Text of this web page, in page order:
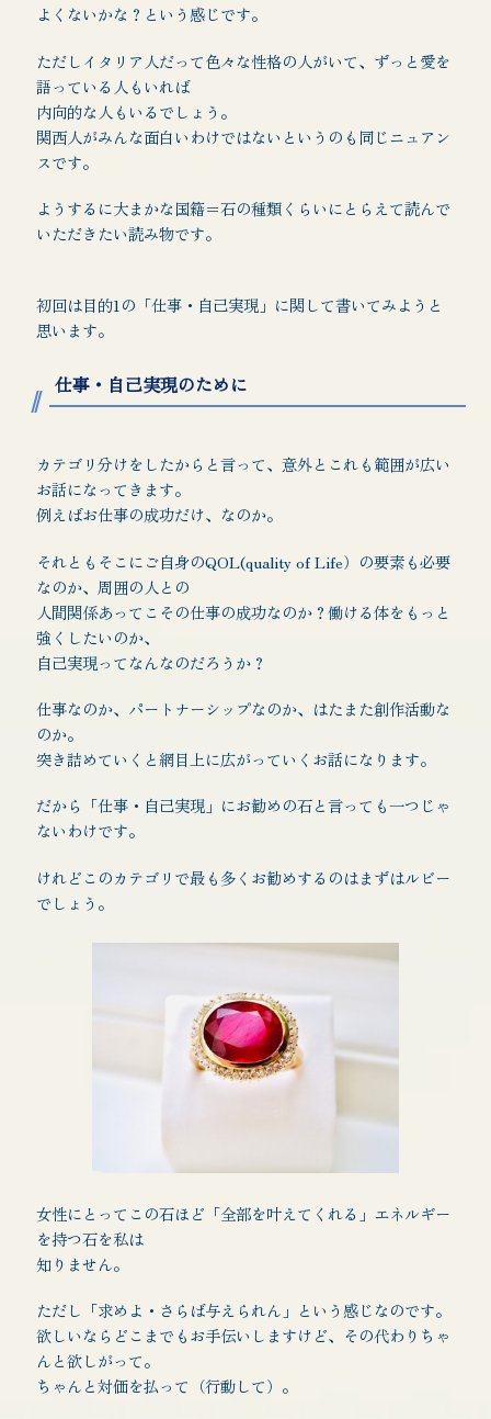
よくないかな？という感じです。
ただしイタリア人だって色々な性格の人がいて、ずっと愛を
語っている人もいれば
内向的な人もいるでしょう。
関西人がみんな面白いわけではないというのも同じニュアン
スです。
ようするに大まかな国籍＝石の種類くらいにとらえて読んで
いただきたい読み物です。
初回は目的1の「仕事・自己実現」に関して書いてみようと
思います。
仕事・自己実現のために
カテゴリ分けをしたからと言って、意外とこれも範囲が広い
お話になってきます。
例えばお仕事の成功だけ、なのか。
それともそこにご自身のQOL(quality of Life）の要素も必要
なのか、周囲の人との
人間関係あってこその仕事の成功なのか？働ける体をもっと
強くしたいのか、
自己実現ってなんなのだろうか？
仕事なのか、パートナーシップなのか、はたまた創作活動な
のか。
突き詰めていくと網目上に広がっていくお話になります。
だから「仕事・自己実現」にお勧めの石と言っても一つじゃ
ないわけです。
けれどこのカテゴリで最も多くお勧めするのはまずはルビー
でしょう。
女性にとってこの石ほど「全部を叶えてくれる」エネルギー
を持つ石を私は
知りません。
ただし「求めよ・さらば与えられん」という感じなのです。
欲しいならどこまでもお手伝いしますけど、その代わりちゃ
んと欲しがって。
ちゃんと対価を払って（行動して）。